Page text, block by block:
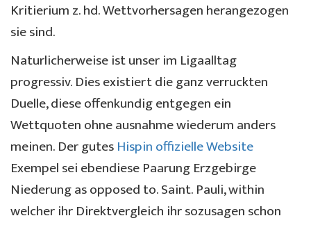
Kritierium z. hd. Wettvorhersagen herangezogen
sie sind.
Naturlicherweise ist unser im Ligaalltag
progressiv. Dies existiert die ganz verruckten
Duelle, diese offenkundig entgegen ein
Wettquoten ohne ausnahme wiederum anders
meinen. Der gutesHispin offizielle Website
Exempel sei ebendiese Paarung Erzgebirge
Niederung as opposed to. Saint. Pauli, within
welcher ihr Direktvergleich ihr sozusagen schon